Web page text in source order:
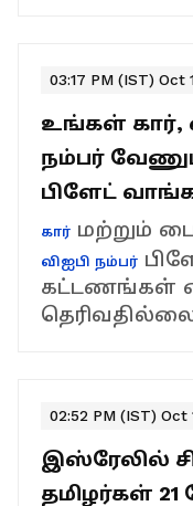
03:17 PM (IST) Oct
உங்கள் கார்,
நம்பர்
பிளேட்
கார் மற்றும்
விஐபி நம்பர்
கட்டணங்கள்
02:52 PM (IST) Oct
இஸ்ரேலில்
தமிழர்கள் 21